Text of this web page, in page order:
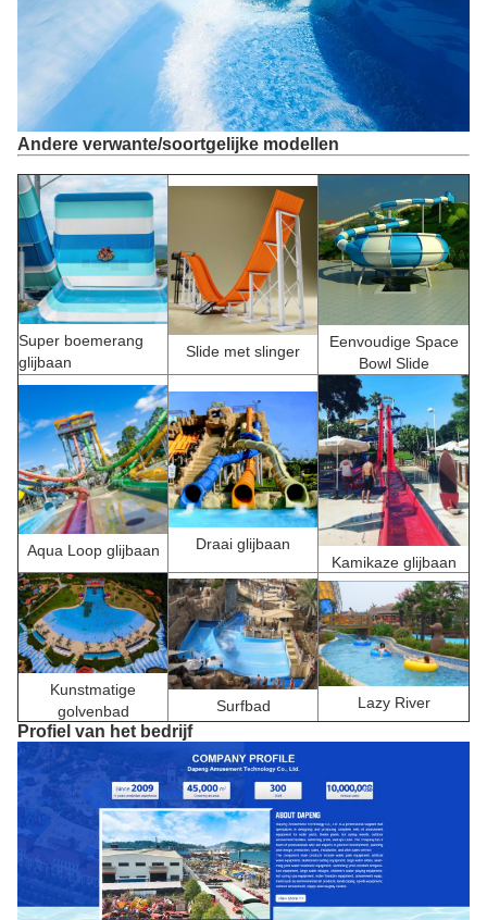
Andere verwante/soortgelijke modellen
Super boemerang
glijbaan
Slide met slinger
Eenvoudige Space
Bowl Slide
Aqua Loop glijbaan
Draai glijbaan
Kamikaze glijbaan
Kunstmatige
golvenbad
Surfbad Lazy River
Profiel van het bedrijf